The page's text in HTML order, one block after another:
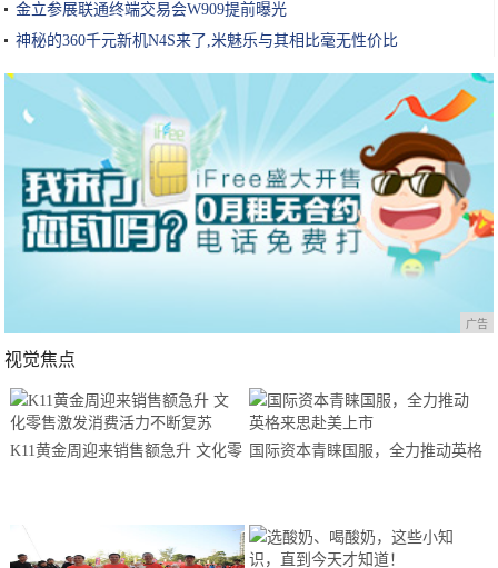
金立参展联通终端交易会W909提前曝光
神秘的360千元新机N4S来了,米魅乐与其相比毫无性价比
广告
视觉焦点
K11黄金周迎来销售额急升 文化零
国际资本青睐国服，全力推动英格